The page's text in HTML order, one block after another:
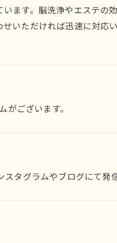
ます。脳洗浄やエステの
いただければ迅速に対応い
がございます。
タグラムやブログにて発